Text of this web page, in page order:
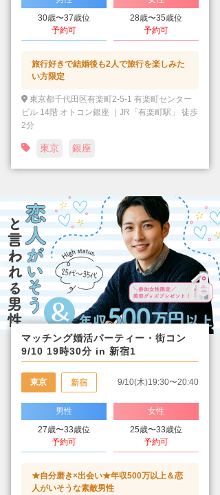
30歳〜37歳位
予約可
28歳〜35歳位
予約可
旅行好きで結婚後も2人で旅行を楽しみた
い方限定
東京都千代田区有楽町2-5-1 有楽町センター
ビル 14階 オトコン銀座 ｜JR「有楽町駅」 徒歩
2分
東京 銀座
マッチング婚活パーティー・街コン
9/10 19時30分 in 新宿1
東京 新宿 9/10(木)19:30〜20:40
男性
27歳〜33歳位
予約可
女性
25歳〜33歳位
予約可
★自分磨き×出会い★年収500万以上＆恋
人がいそうな素敵男性